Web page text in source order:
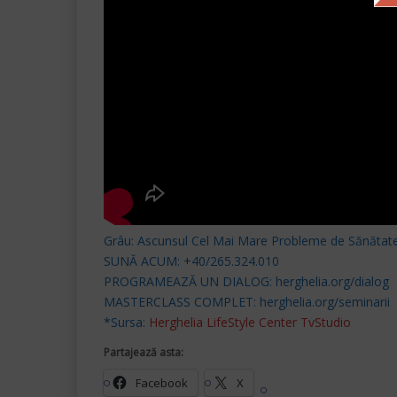
Grâu: Ascunsul Cel Mai Mare Probleme de
SUNĂ ACUM: +40/265.324.010
PROGRAMEAZĂ UN DIALOG: herghelia.org/dialog
MASTERCLASS COMPLET: herghelia.org/seminarii
*Sursa: Herghelia LifeStyle Center TvStudio
Partajează asta:
Facebook X